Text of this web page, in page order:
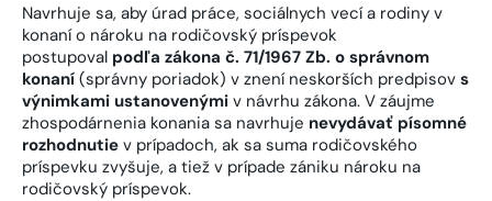
Navrhuje sa, aby úrad práce, sociálnych vecí a rodiny v
konaní o nároku na rodičovský príspevok
postupoval podľa zákona č. 71/1967 Zb. o správnom
konaní (správny poriadok) v znení neskorších predpisov s
výnimkami ustanovenými v návrhu zákona. V záujme
zhospodárnenia konania sa navrhuje nevydávať písomné
rozhodnutie v prípadoch, ak sa suma rodičovského
príspevku zvyšuje, a tiež v prípade zániku nároku na
rodičovský príspevok.